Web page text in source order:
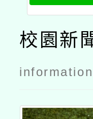
校園新
information